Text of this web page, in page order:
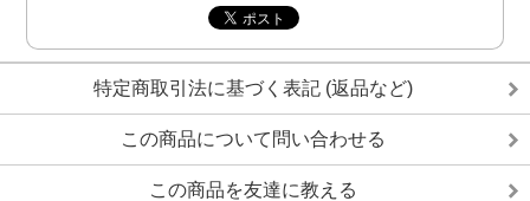
特定商取引法に基づく表記 (返品など)
この商品について問い合わせる
この商品を友達に教える